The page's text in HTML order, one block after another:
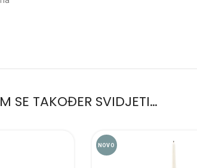
SE TAKOĐER SVIDJETI…
NOVO